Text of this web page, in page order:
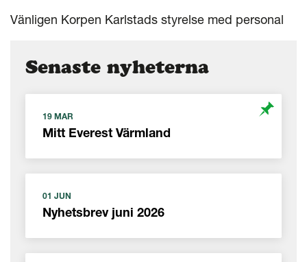
Vänligen Korpen Karlstads styrelse med personal
Senaste nyheterna
19 MAR
Mitt Everest Värmland
01 JUN
Nyhetsbrev juni 2026